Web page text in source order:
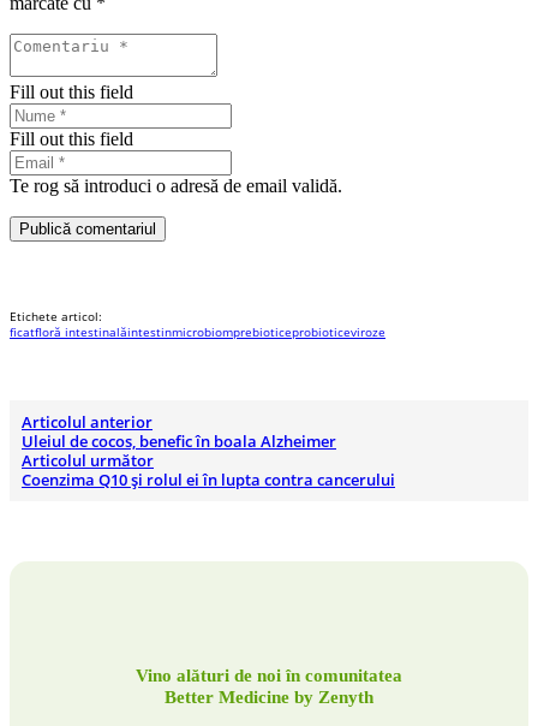
Fill out this field
Fill out this field
Te rog să introduci o adresă de email validă.
Publică comentariul
Etichete articol:
ficatfloră intestinalăintestinmicrobiomprebioticeprobioticeviroze
Articolul anterior
Uleiul de cocos, benefic în boala Alzheimer
Articolul următor
Coenzima Q10 și rolul ei în lupta contra cancerului
Vino alături de noi în comunitatea
Better Medicine by Zenyth